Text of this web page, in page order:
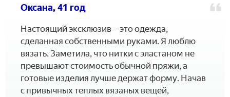
Оксана, 41 год
Настоящий эксклюзив – это одежда,
сделанная собственными руками. Я люблю
вязать. Заметила, что нитки с эластаном не
превышают стоимость обычной пряжи, а
готовые изделия лучше держат форму. Начав
с привычных теплых вязаных вещей,